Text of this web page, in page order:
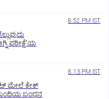
8:52 PM IST
ಪರೀಕ್ಷೆʼಯ
8:13 PM IST
ಮೇಲೆ ಕೇಕ್
ಮಂದಿಯ ಬಂಧನ